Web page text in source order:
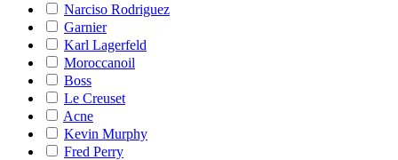
Narciso Rodriguez
Garnier
Karl Lagerfeld
Moroccanoil
Boss
Le Creuset
Acne
Kevin Murphy
Fred Perry